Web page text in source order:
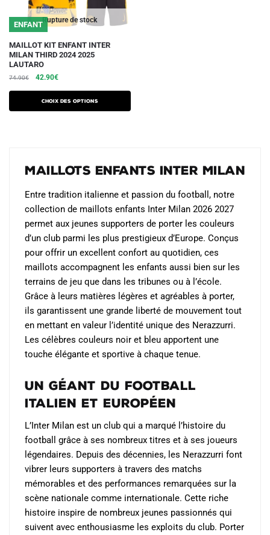
produit
Rupture de stock
ENFANT
MAILLOT KIT ENFANT INTER
MILAN THIRD 2024 2025
LAUTARO
74.90€
Le
initial
était :
42.90€Le
actuel
est :
Choix des options
Ce
produit
a
plusieurs
variations.
choisies
Maillots Enfants Inter Milan
Entre tradition italienne et passion du football, notre
collection de maillots enfants Inter Milan 2026 2027
permet aux jeunes supporters de porter les couleurs
d’un club parmi les plus prestigieux d’Europe. Conçus
pour offrir un excellent confort au quotidien, ces
maillots accompagnent les enfants aussi bien sur les
terrains de jeu que dans les tribunes ou à l’école.
Grâce à leurs matières légères et agréables à porter,
ils garantissent une grande liberté de mouvement tout
en mettant en valeur l’identité unique des Nerazzurri.
Les célèbres couleurs noir et bleu apportent une
touche élégante et sportive à chaque tenue.
Un géant du football
italien et européen
L’Inter Milan est un club qui a marqué l’histoire du
football grâce à ses nombreux titres et à ses joueurs
légendaires. Depuis des décennies, les Nerazzurri font
vibrer leurs supporters à travers des matchs
mémorables et des performances remarquées sur la
scène nationale comme internationale. Cette riche
histoire inspire de nombreux jeunes passionnés qui
suivent avec enthousiasme les exploits du club. Porter